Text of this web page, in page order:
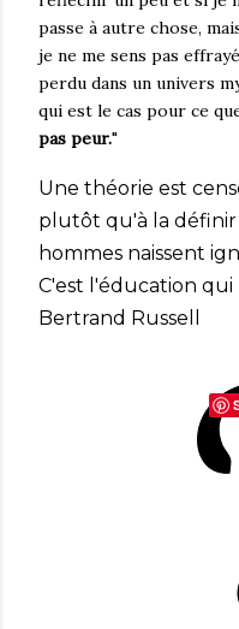
passe à autre chose,
je ne me sens pas
perdu dans un univers
qui est le cas pour ce
pas peur."
Une théorie est
plutôt qu'à la définir
hommes naissent
C'est l'éducation qui
Bertrand Russell